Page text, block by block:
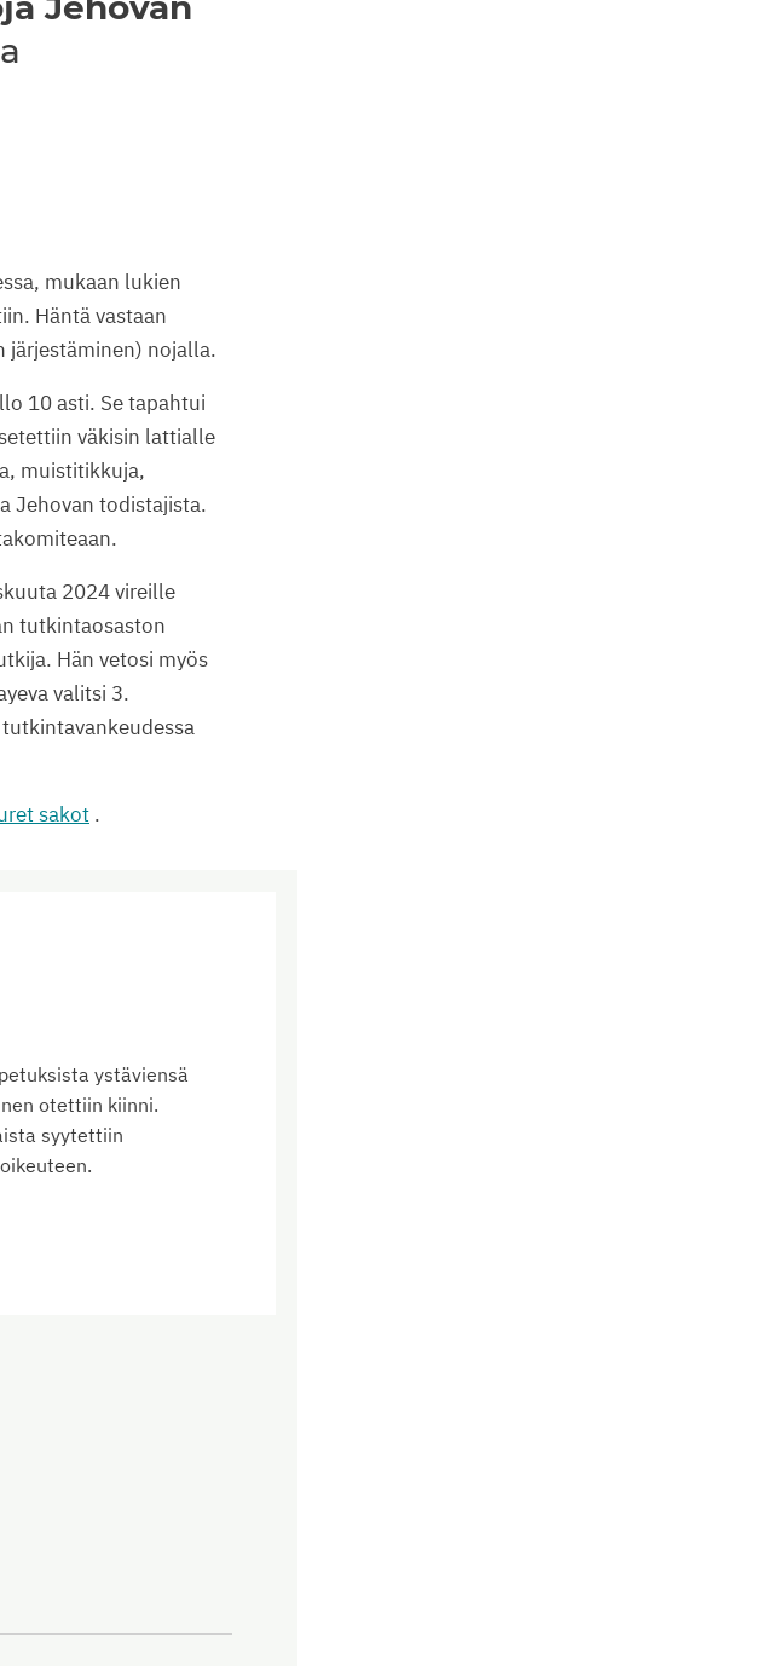
mukaan lukien
Häntä vastaan
järjestäminen) nojalla.
10 asti. Se tapahtui
väkisin lattialle
muistitikkuja,
Jehovan todistajista.
2024 vireille
tutkintaosaston
Hän vetosi myös
valitsi 3.
sakot .
ystäviensä
otettiin kiinni.
syytettiin